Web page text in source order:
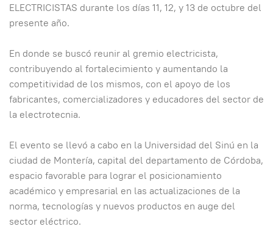
ELECTRICISTAS durante los días 11, 12, y 13 de octubre del
presente año.
En donde se buscó reunir al gremio electricista,
contribuyendo al fortalecimiento y aumentando la
competitividad de los mismos, con el apoyo de los
fabricantes, comercializadores y educadores del sector de
la electrotecnia.
El evento se llevó a cabo en la Universidad del Sinú en la
ciudad de Montería, capital del departamento de Córdoba,
espacio favorable para lograr el posicionamiento
académico y empresarial en las actualizaciones de la
norma, tecnologías y nuevos productos en auge del
sector eléctrico.